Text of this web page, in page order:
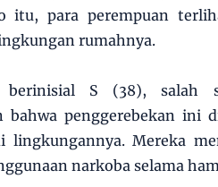
itu, para perempuan
rumahnya.
berinisial S (38), salah
bahwa penggerebekan ini
lingkungannya. Mereka
narkoba selama